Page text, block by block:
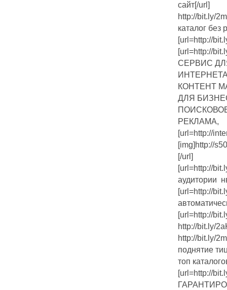
сайт[/url]
http://bit.ly/
каталог без
[url=http://
[url=http://
СЕРВИС
КОНТЕНТ
ДЛЯ
РЕКЛАМА,
[url=http://
[img]http://
[/url]
[url=http://
аудитории
[url=http://
[url=http://
http://bit.ly/
http://bit.ly/
поднятие
топ
[url=http://